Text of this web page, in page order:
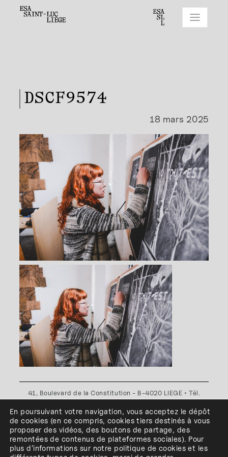
DSCF9574
18 mars 2025
41, Boulevard de la Constitution - B-4020 LIEGE • Tél.
Plan d'accès•Politique de confidentialité•Politique de
cookies•Conditions générales
l'ESA Saint-Luc Liège est membre du
En poursuivant votre navigation, vous acceptez le dépôt
de cookies (en ce compris, cookiestiers destinés à vous
proposer des vidéos, des boutons de partage, des
remontées de contenus de plateformes sociales). Pour
plus d’informations sur notre politique de cookies et les